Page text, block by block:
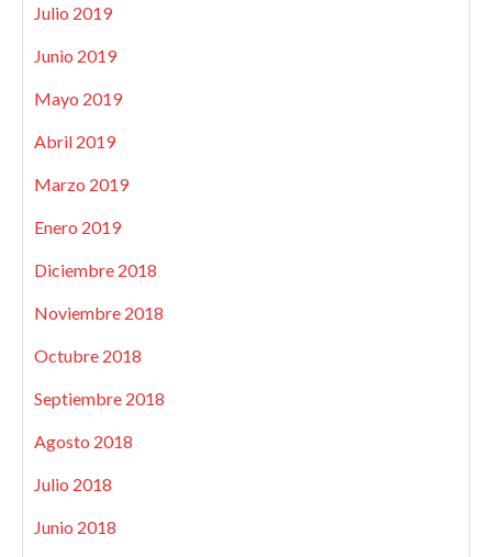
Julio 2019
Junio 2019
Mayo 2019
Abril 2019
Marzo 2019
Enero 2019
Diciembre 2018
Noviembre 2018
Octubre 2018
Septiembre 2018
Agosto 2018
Julio 2018
Junio 2018